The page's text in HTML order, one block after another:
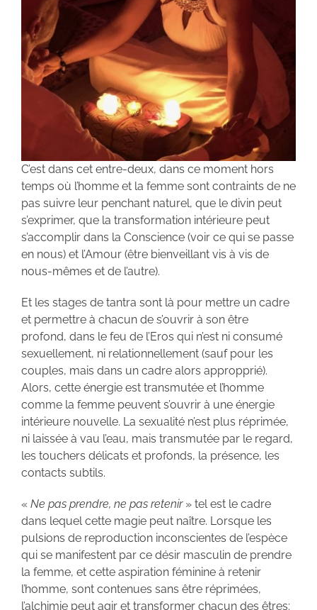
C’est dans cet entre-deux, dans ce moment hors
temps où l’homme et la femme sont contraints de ne
pas suivre leur penchant naturel, que le divin peut
s’exprimer, que la transformation intérieure peut
s’accomplir dans la Conscience (voir ce qui se passe
en nous) et l’Amour (être bienveillant vis à vis de
nous-mêmes et de l’autre).
Et les stages de tantra sont là pour mettre un cadre
et permettre à chacun de s’ouvrir à son être
profond, dans le feu de l’Eros qui n’est ni consumé
sexuellement, ni relationnellement (sauf pour les
couples, mais dans un cadre alors appropprié).
Alors, cette énergie est transmutée et l’homme
comme la femme peuvent s’ouvrir à une énergie
intérieure nouvelle. La sexualité n’est plus réprimée,
ni laissée à vau l’eau, mais transmutée par le regard,
les touchers délicats et profonds, la présence, les
contacts subtils.
« Ne pas prendre, ne pas retenir» tel est le cadre
dans lequel cette magie peut naître. Lorsque les
pulsions de reproduction inconscientes de l’espèce
qui se manifestent par ce désir masculin de prendre
la femme, et cette aspiration féminine à retenir
l’homme, sont contenues sans être réprimées,
l’alchimie peut agir et transformer chacun des êtres: